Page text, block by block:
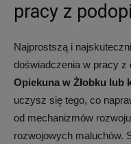
pracy z
Najprostszą i
doświadczenia w pracy z
Opiekuna w Żłobku lub
uczysz się tego, co
od mechanizmów
rozwojowych maluchów.